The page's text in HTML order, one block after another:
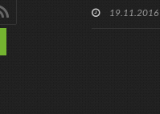
19.11.2016